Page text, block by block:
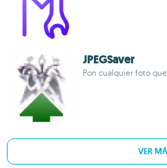
JPEGSaver
Pon cualquier foto
VER